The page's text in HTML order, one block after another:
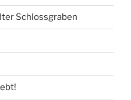
Schlossgraben